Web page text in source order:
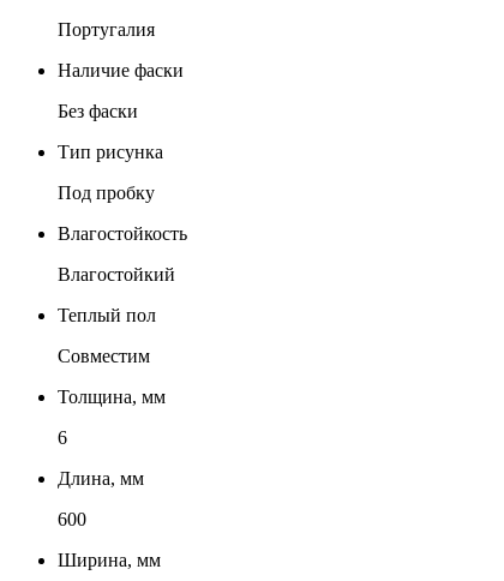
Португалия
Наличие фаски
Без фаски
Тип рисунка
Под пробку
Влагостойкость
Влагостойкий
Теплый пол
Совместим
Толщина, мм
6
Длина, мм
600
Ширина, мм